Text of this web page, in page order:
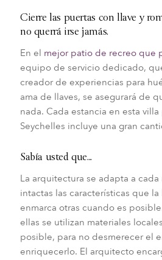
Cierre las puertas con llave y
no querrá irse jamás.
En el mejor patio de recreo que
equipo de servicio dedicado,
creador de experiencias para
ama de llaves, se asegurará de
nada. Cada estancia en esta
Seychelles incluye una gran
Sabía usted que...
La arquitectura se adapta a
intactas las características que
enmarca otras cuando es
ellas se utilizan materiales
posible, para no desmerecer el
enriquecerlo. El arquitecto